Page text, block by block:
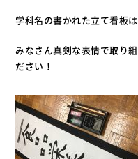
学科名の書かれた立て看板
みなさん真剣な表情で取り
ださい！